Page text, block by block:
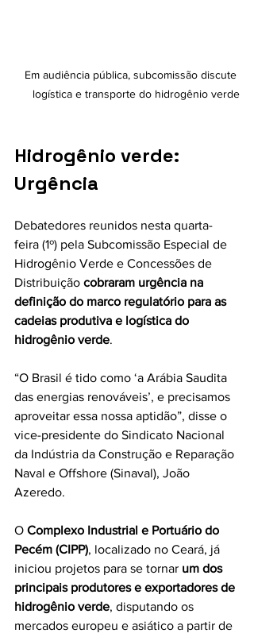
Em audiência pública, subcomissão discute
logística e transporte do hidrogênio verde
Hidrogênio verde:
Urgência
Debatedores reunidos nesta quarta-
feira (1º) pela Subcomissão Especial de
Hidrogênio Verde e Concessões de
Distribuição cobraram urgência na
definição do marco regulatório para as
cadeias produtiva e logística do
hidrogênio verde.
“O Brasil é tido como ‘a Arábia Saudita
das energias renováveis’, e precisamos
aproveitar essa nossa aptidão”, disse o
vice-presidente do Sindicato Nacional
da Indústria da Construção e Reparação
Naval e Offshore (Sinaval), João
Azeredo.
O Complexo Industrial e Portuário do
Pecém (CIPP), localizado no Ceará, já
iniciou projetos para se tornar um dos
principais produtores e exportadores de
hidrogênio verde, disputando os
mercados europeu e asiático a partir de